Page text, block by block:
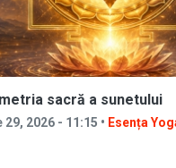
sacră a sunetului
2026 - 11:15 • Esența